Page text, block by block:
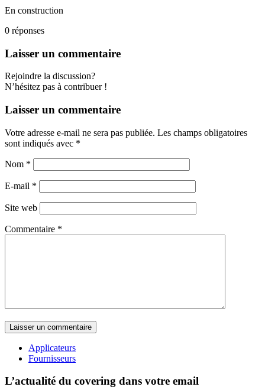
En construction
0 réponses
Laisser un commentaire
Rejoindre la discussion?
N’hésitez pas à contribuer !
Laisser un commentaire
Votre adresse e-mail ne sera pas publiée. Les champs obligatoires
sont indiqués avec *
Nom *
E-mail *
Site web
Commentaire *
Applicateurs
Fournisseurs
L’actualité du covering dans votre email